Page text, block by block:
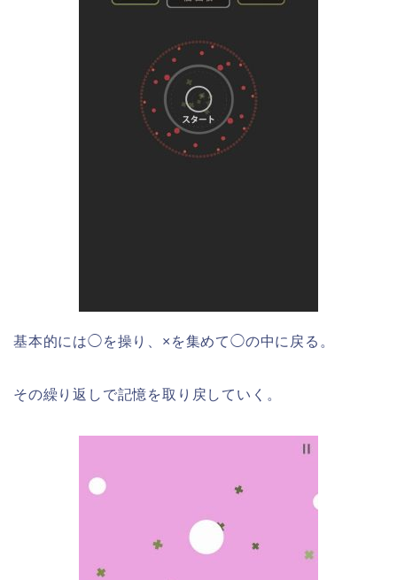
基本的には◯を操り、×を集めて◯の中に戻る。
その繰り返しで記憶を取り戻していく。